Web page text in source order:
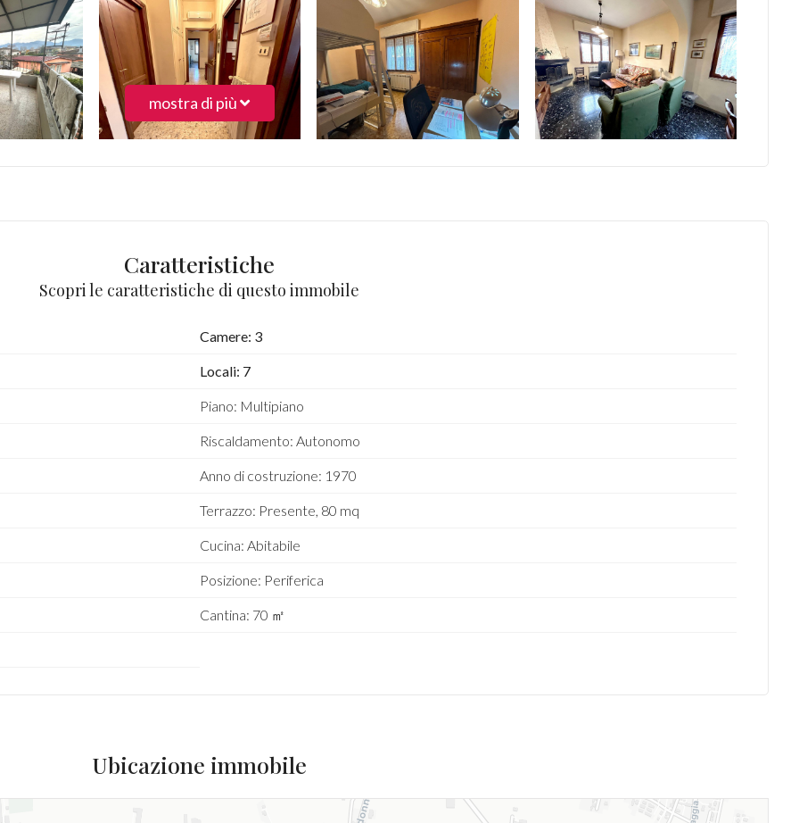
mostra di più
Caratteristiche
Scopri le caratteristiche di questo immobile
Camere: 3
Locali: 7
Piano: Multipiano
Riscaldamento: Autonomo
Anno di costruzione: 1970
Terrazzo: Presente, 80 mq
Cucina: Abitabile
Posizione: Periferica
Cantina: 70 ㎡
Ubicazione immobile